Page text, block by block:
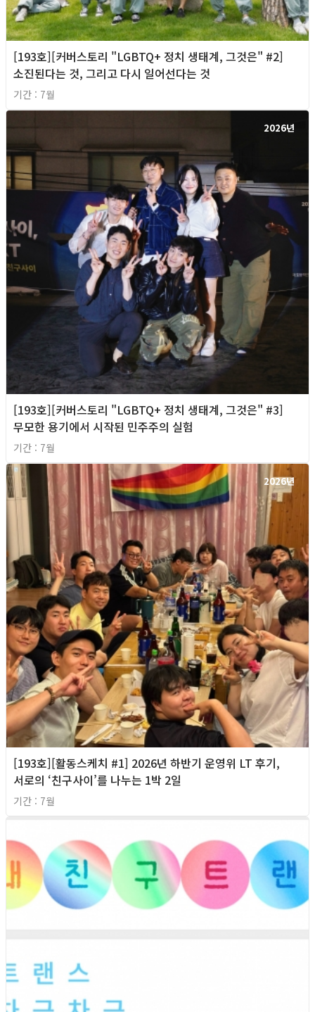
[193호][커버스토리 "LGBTQ+ 정치 생태계, 그것은" #2]
소진된다는 것, 그리고 다시 일어선다는 것
기간 : 7월
2026년
[193호][커버스토리 "LGBTQ+ 정치 생태계, 그것은" #3]
무모한 용기에서 시작된 민주주의 실험
기간 : 7월
2026년
[193호][활동스케치 #1] 2026년 하반기 운영위 LT 후기,
서로의 ‘친구사이’를 나누는 1박 2일
기간 : 7월